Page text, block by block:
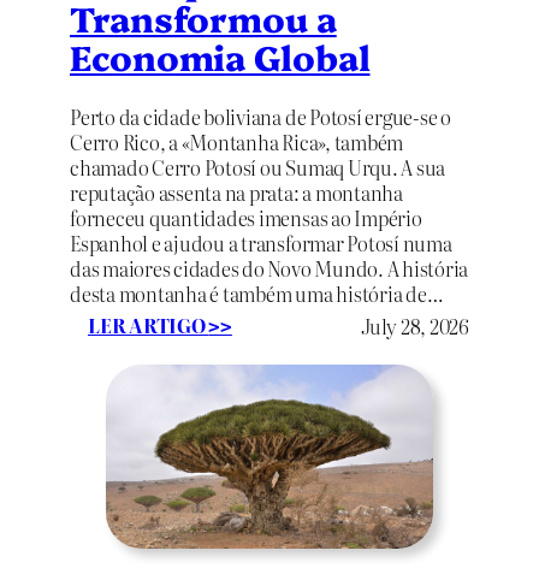
t
a
:
O
E
x
é
r
c
i
t
o
F
u
n
r
á
r
i
o
d
o
Transformou a
Economia Global
Perto da cidade boliviana de Potosí ergue-se o
Cerro Rico, a «Montanha Rica», também
chamado Cerro Potosí ou Sumaq Urqu. A sua
reputação assenta na prata: a montanha
forneceu quantidades imensas ao Império
Espanhol e ajudou a transformar Potosí numa
das maiores cidades do Novo Mundo. A história
desta montanha é também uma história de…
LER ARTIGO>>:
o
t
o
s
í
:
A
C
July 28, 2026